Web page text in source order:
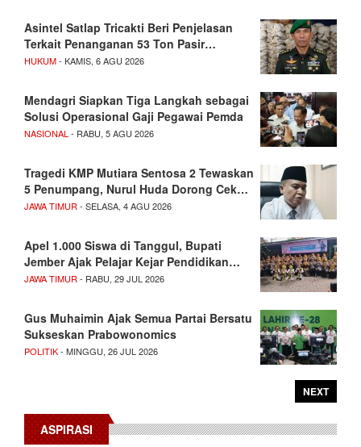
Asintel Satlap Tricakti Beri Penjelasan
Terkait Penanganan 53 Ton Pasir…
HUKUM- KAMIS, 6 AGU 2026
Mendagri Siapkan Tiga Langkah sebagai
Solusi Operasional Gaji Pegawai Pemda
NASIONAL - RABU, 5 AGU 2026
Tragedi KMP Mutiara Sentosa 2 Tewaskan
5 Penumpang, Nurul Huda Dorong Cek…
JAWA TIMUR - SELASA, 4 AGU 2026
Apel 1.000 Siswa di Tanggul, Bupati
Jember Ajak Pelajar Kejar Pendidikan…
JAWA TIMUR - RABU, 29 JUL 2026
Gus Muhaimin Ajak Semua Partai Bersatu
Sukseskan Prabowonomics
POLITIK- MINGGU, 26 JUL 2026
NEXT
ASPIRASI